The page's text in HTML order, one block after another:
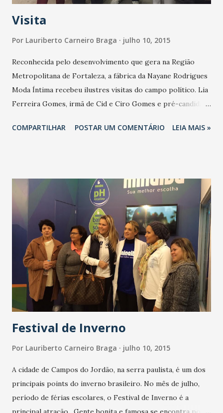
Visita
Por Lauriberto Carneiro Braga julho 10, 2015
Reconhecida pelo desenvolvimento que gera na Região
Metropolitana de Fortaleza, a fábrica da Nayane Rodrigues
Moda Íntima recebeu ilustres visitas do campo político. Lia
Ferreira Gomes, irmã de Cid e Ciro Gomes e pré-candidata
visitaram as dependências do empreendimento no Bairro
emprego e renda na região.
COMPARTILHAR POSTAR UM COMENTÁRIO LEIA MAIS »
Festival de Inverno
Por Lauriberto Carneiro Braga julho 10, 2015
A cidade de Campos do Jordão, na serra paulista, é um dos
principais points do inverno brasileiro. No mês de julho,
período de férias escolares, o Festival de Inverno é a